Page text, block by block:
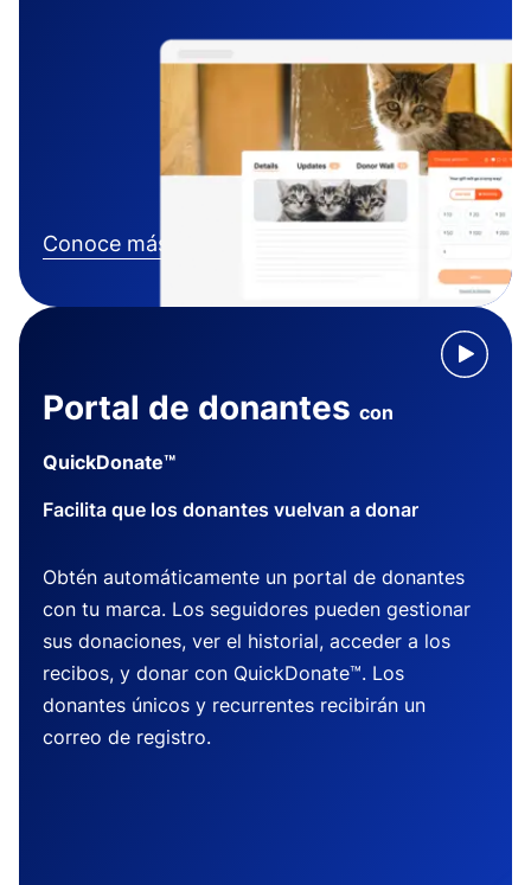
Conoce más
Portal de donantes con
QuickDonate™
Facilita que los donantes vuelvan a donar
Obtén automáticamente un portal de donantes
con tu marca. Los seguidores pueden gestionar
sus donaciones, ver el historial, acceder a los
recibos, y donar con QuickDonate™. Los
donantes únicos y recurrentes recibirán un
correo de registro.